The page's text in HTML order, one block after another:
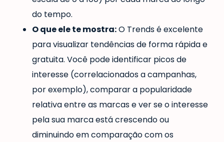
do tempo.
O que ele te mostra:O Trends é excelente
para visualizar tendências de forma rápida e
gratuita. Você pode identificar picos de
interesse (correlacionados a campanhas,
por exemplo), comparar a popularidade
relativa entre as marcas e ver se o interesse
pela sua marca está crescendo ou
diminuindo em comparação com os